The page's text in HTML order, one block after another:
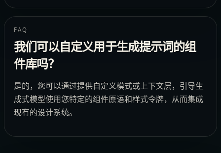
FAQ
我们可以自定义用于生成提示词的组
件库吗？
是的，您可以通过提供自定义模式或上下文层，引导生
成式模型使用您特定的组件原语和样式令牌，从而集成
现有的设计系统。